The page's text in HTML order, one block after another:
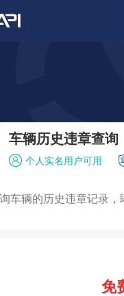
车辆历史违章查询
个人实名用户可用
车辆的历史违章记录，
免